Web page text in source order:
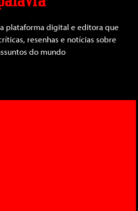
plataforma digital e editora que
resenhas e notícias sobre
do mundo